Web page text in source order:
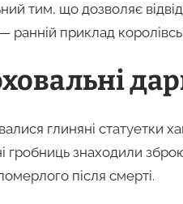
тим, що дозволяє
приклад
глиняні статуетки
гробниць знаходили
після смерті.